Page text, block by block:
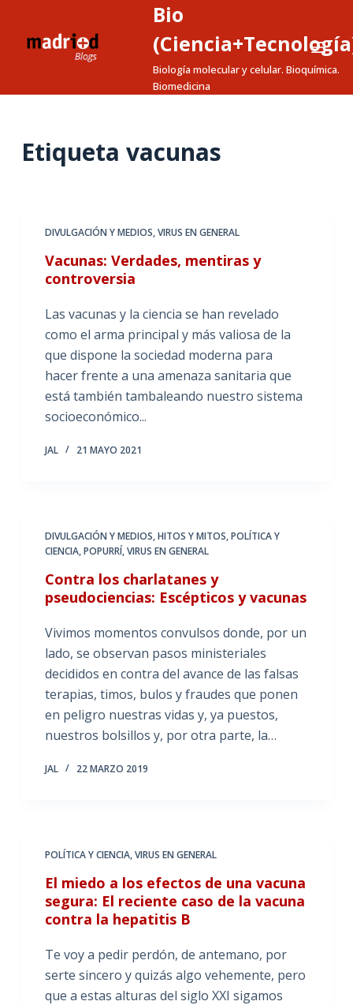
a
Bio
Biología molecular y celular. Bioquímica.
Biomedicina
Etiqueta vacunas
DIVULGACIÓN Y MEDIOS,VIRUS EN GENERAL
Vacunas: Verdades, mentiras y
controversia
Las vacunas y la ciencia se han revelado
como el arma principal y más valiosa de la
que dispone la sociedad moderna para
hacer frente a una amenaza sanitaria que
está también tambaleando nuestro sistema
socioeconómico...
JAL 21 MAYO 2021
DIVULGACIÓN Y MEDIOS,HITOS Y MITOS,POLÍTICA Y
CIENCIA,POPURRÍ,VIRUS EN GENERAL
Contra los charlatanes y
pseudociencias: Escépticos y vacunas
Vivimos momentos convulsos donde, por un
lado, se observan pasos ministeriales
decididos en contra del avance de las falsas
terapias, timos, bulos y fraudes que ponen
en peligro nuestras vidas y, ya puestos,
nuestros bolsillos y, por otra parte, la…
JAL 22 MARZO 2019
POLÍTICA Y CIENCIA,VIRUS EN GENERAL
El miedo a los efectos de una vacuna
segura: El reciente caso de la vacuna
contra la hepatitis B
Te voy a pedir perdón, de antemano, por
serte sincero y quizás algo vehemente, pero
que a estas alturas del siglo XXI sigamos